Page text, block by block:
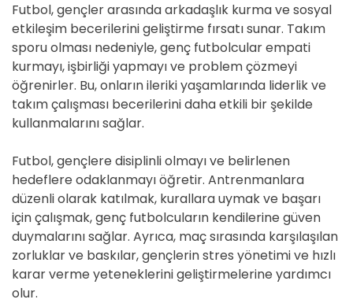
Futbol, gençler arasında arkadaşlık kurma ve sosyal
etkileşim becerilerini geliştirme fırsatı sunar. Takım
sporu olması nedeniyle, genç futbolcular empati
kurmayı, işbirliği yapmayı ve problem çözmeyi
öğrenirler. Bu, onların ileriki yaşamlarında liderlik ve
takım çalışması becerilerini daha etkili bir şekilde
kullanmalarını sağlar.
Futbol, gençlere disiplinli olmayı ve belirlenen
hedeflere odaklanmayı öğretir. Antrenmanlara
düzenli olarak katılmak, kurallara uymak ve başarı
için çalışmak, genç futbolcuların kendilerine güven
duymalarını sağlar. Ayrıca, maç sırasında karşılaşılan
zorluklar ve baskılar, gençlerin stres yönetimi ve hızlı
karar verme yeteneklerini geliştirmelerine yardımcı
olur.